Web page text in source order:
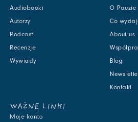
Audiobooki
Autorzy
Podcast
Recenzje
Wywiady
O Pauzie
Co
About us
Blog
Kontakt
WAŻNE LINKI
Moje konto